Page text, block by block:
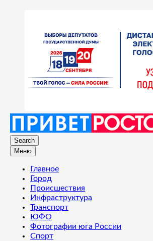
Search
Меню
Главное
Город
Происшествия
Инфраструктура
Транспорт
ЮФО
Фотографии юга России
Спорт